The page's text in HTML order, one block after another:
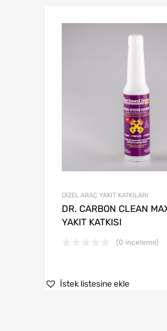
DİZEL ARAÇ YAKIT KATKILARI
DR. CARBON CLEAN
YAKIT KATKISI
(0 inceleme)
İstek listesine ekle